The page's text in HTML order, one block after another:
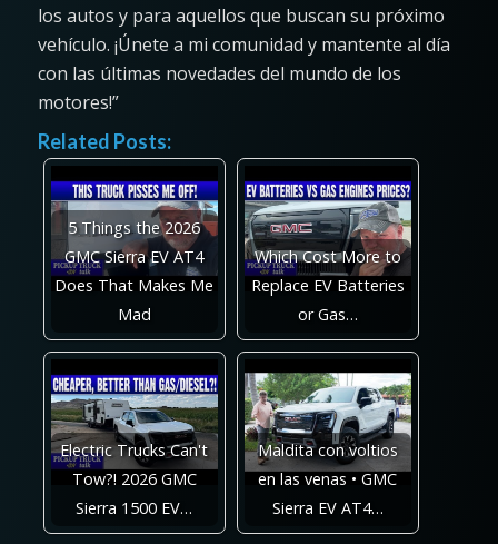
los autos y para aquellos que buscan su próximo
vehículo. ¡Únete a mi comunidad y mantente al día
con las últimas novedades del mundo de los
motores!”
Related Posts:
5 Things the 2026
GMC Sierra EV AT4
Does That Makes Me
Mad
Which Cost More to
Replace EV Batteries
or Gas…
Electric Trucks Can't
Tow?! 2026 GMC
Sierra 1500 EV…
Maldita con voltios
en las venas • GMC
Sierra EV AT4…